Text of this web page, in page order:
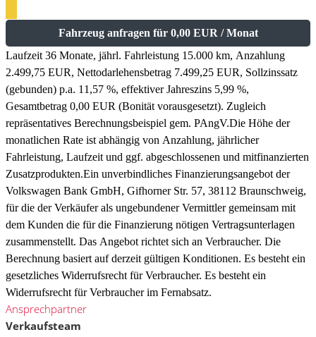
Fahrzeug anfragen für 0,00 EUR / Monat
Laufzeit 36 Monate, jährl. Fahrleistung 15.000 km, Anzahlung
2.499,75 EUR, Nettodarlehensbetrag 7.499,25 EUR, Sollzinssatz
(gebunden) p.a. 11,57 %, effektiver Jahreszins 5,99 %,
Gesamtbetrag 0,00 EUR (Bonität vorausgesetzt). Zugleich
repräsentatives Berechnungsbeispiel gem. PAngV.Die Höhe der
monatlichen Rate ist abhängig von Anzahlung, jährlicher
Fahrleistung, Laufzeit und ggf. abgeschlossenen und mitfinanzierten
Zusatzprodukten.Ein unverbindliches Finanzierungsangebot der
Volkswagen Bank GmbH, Gifhorner Str. 57, 38112 Braunschweig,
für die der Verkäufer als ungebundener Vermittler gemeinsam mit
dem Kunden die für die Finanzierung nötigen Vertragsunterlagen
zusammenstellt. Das Angebot richtet sich an Verbraucher. Die
Berechnung basiert auf derzeit gültigen Konditionen. Es besteht ein
gesetzliches Widerrufsrecht für Verbraucher. Es besteht ein
Widerrufsrecht für Verbraucher im Fernabsatz.
Ansprechpartner
Verkaufsteam